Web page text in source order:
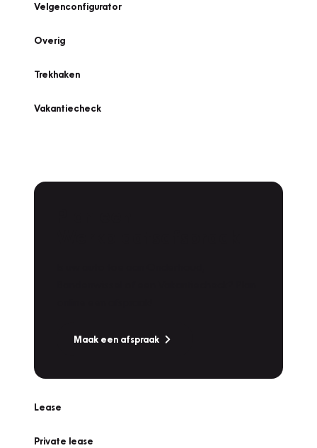
Velgenconfigurator
Overig
Trekhaken
Vakantiecheck
Maak een afspraak
Lease
Private lease